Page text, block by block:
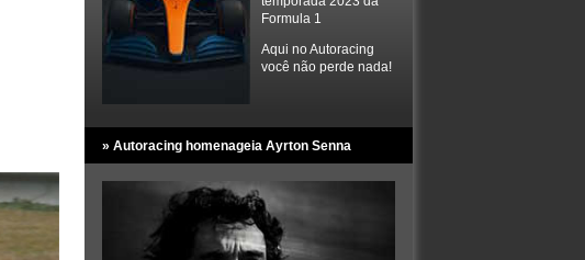
Formula 1
Aqui no Autoracing
você não perde nada!
» Autoracing homenageia Ayrton Senna